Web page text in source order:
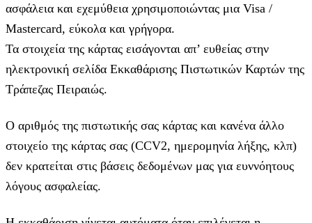
ασφάλεια και εχεμύθεια χρησιμοποιώντας μια Visa /
Mastercard, εύκολα και γρήγορα.
Τα στοιχεία της κάρτας εισάγoνται απ’ ευθείας στην
ηλεκτρονική σελίδα Εκκαθάρισης Πιστωτικών Καρτών της
Τράπεζας Πειραιώς.
Ο αριθμός της πιστωτικής σας κάρτας και κανένα άλλο
στοιχείο της κάρτας σας (CCV2, ημερομηνία λήξης, κλπ)
δεν κρατείται στις βάσεις δεδομένων μας για ευννόητους
λόγους ασφαλείας.